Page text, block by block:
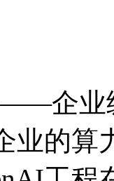
企业
算力